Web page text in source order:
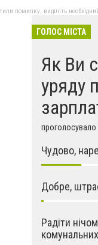
помилку, виділіть
ГОЛОС МІСТА
Як Ви
уряду
проголосувало
Чудово,
Добре,
Радіти
комунальних